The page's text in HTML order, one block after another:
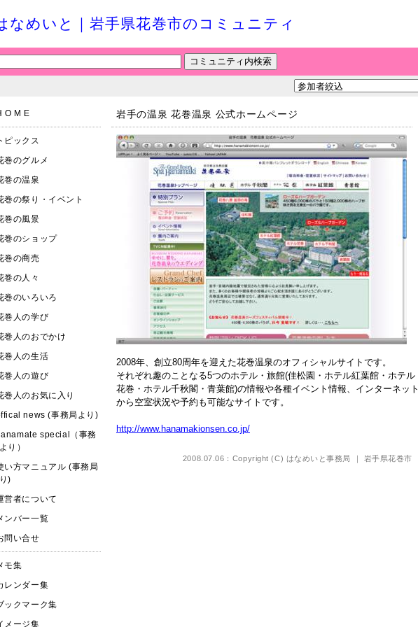
なめいと｜岩手県花巻市のコミュニティ
O M E
ピックス
巻のグルメ
巻の温泉
巻の祭り・イベント
巻の風景
巻のショップ
巻の商売
巻の人々
巻のいろいろ
巻人の学び
巻人のおでかけ
巻人の生活
巻人の遊び
巻人のお気に入り
news (事務局より)
special（事務
り）
い方マニュアル (事務局
)
営者について
ンバー一覧
問い合せ
モ集
レンダー集
ックマーク集
メージ集
岩手の温泉 花巻温泉 公式ホームページ
2008年、創立80周年を迎えた花巻温泉のオフィシャルサイトです。
それぞれ趣のことなる5つのホテル・旅館(佳松園・ホテル紅葉館・ホテル
花巻・ホテル千秋閣・青葉館)の情報や各種イベント情報、インターネット
から空室状況や予約も可能なサイトです。
http://www.hanamakionsen.co.jp/
2008.07.06：Copyright (C) はなめいと事務局 ｜ 岩手県花巻市